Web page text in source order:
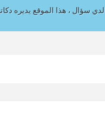
لدي سؤال ، هذا الموقع يديره